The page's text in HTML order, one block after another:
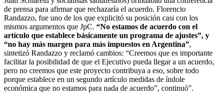
de prensa para afirmar que rechazaría el acuerdo. Florencio
Randazzo, fue uno de los que explicitó su posición casi con los
mismos argumentos que JpC. “No estamos de acuerdo con el
artículo que establece básicamente un programa de ajustes”, y
“no hay más margen para más impuestos en Argentina”,
sintetizó Randazzo y reclamó cambios: “Creemos que es importante
facilitar la posibilidad de que el Ejecutivo pueda llegar a un acuerdo,
pero no creemos que este proyecto contribuya a eso, sobre todo
porque establece en un segundo artículo medidas de índole
económica que no estamos para nada de acuerdo”, continuó”.